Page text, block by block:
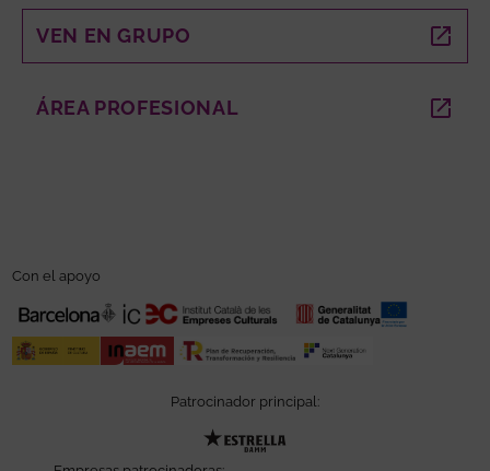
VEN EN GRUPO
ÁREA PROFESIONAL ABRE EN NUEVA VENTANA
Con el apoyo
Patrocinador principal: